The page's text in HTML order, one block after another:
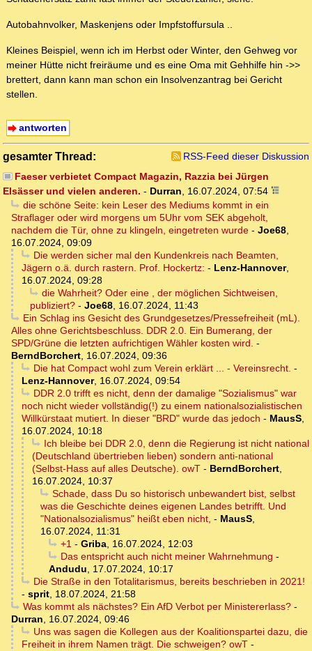
Autobahnvolker, Maskenjens oder Impfstoffursula ..
Kleines Beispiel, wenn ich im Herbst oder Winter, den Gehweg vor
meiner Hütte nicht freiräume und es eine Oma mit Gehhilfe hin ->>
brettert, dann kann man schon ein Insolvenzantrag bei Gericht
stellen.
antworten
gesamter Thread:
RSS-Feed dieser Diskussion
Faeser verbietet Compact Magazin, Razzia bei Jürgen
Elsässer und vielen anderen. - Durran, 16.07.2024, 07:54
die schöne Seite: kein Leser des Mediums kommt in ein
Straflager oder wird morgens um 5Uhr vom SEK abgeholt,
nachdem die Tür, ohne zu klingeln, eingetreten wurde - Joe68,
16.07.2024, 09:09
Die werden sicher mal den Kundenkreis nach Beamten,
Jägern o.ä. durch rastern. Prof. Hockertz: - Lenz-Hannover,
16.07.2024, 09:28
die Wahrheit? Oder eine , der möglichen Sichtweisen,
publiziert? - Joe68, 16.07.2024, 11:43
Ein Schlag ins Gesicht des Grundgesetzes/Pressefreiheit (mL).
Alles ohne Gerichtsbeschluss. DDR 2.0. Ein Bumerang, der
SPD/Grüne die letzten aufrichtigen Wähler kosten wird. -
BerndBorchert, 16.07.2024, 09:36
Die hat Compact wohl zum Verein erklärt ... - Vereinsrecht. -
Lenz-Hannover, 16.07.2024, 09:54
DDR 2.0 trifft es nicht, denn der damalige "Sozialismus" war
noch nicht wieder vollständig(!) zu einem nationalsozialistischen
Willkürstaat mutiert. In dieser "BRD" wurde das jedoch - MausS,
16.07.2024, 10:18
Ich bleibe bei DDR 2.0, denn die Regierung ist nicht national
(Deutschland übertrieben lieben) sondern anti-national
(Selbst-Hass auf alles Deutsche). owT - BerndBorchert,
16.07.2024, 10:37
Schade, dass Du so historisch unbewandert bist, selbst
was die Geschichte deines eigenen Landes betrifft. Und
"Nationalsozialismus" heißt eben nicht, - MausS,
16.07.2024, 11:31
+1- Griba, 16.07.2024, 12:03
Das entspricht auch nicht meiner Wahrnehmung -
Andudu, 17.07.2024, 10:17
Die Straße in den Totalitarismus, bereits beschrieben in 2021!
- sprit, 18.07.2024, 21:58
Was kommt als nächstes? Ein AfD Verbot per Ministererlass?-
Durran, 16.07.2024, 09:46
Uns was sagen die Kollegen aus der Koalitionspartei dazu, die
Freiheit in ihrem Namen trägt. Die schweigen? owT -